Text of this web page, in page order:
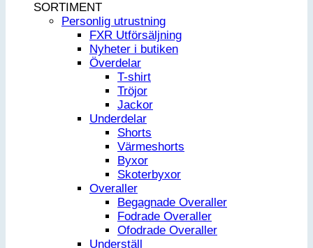
SORTIMENT
Personlig utrustning
FXR Utförsäljning
Nyheter i butiken
Överdelar
T-shirt
Tröjor
Jackor
Underdelar
Shorts
Värmeshorts
Byxor
Skoterbyxor
Overaller
Begagnade Overaller
Fodrade Overaller
Ofodrade Overaller
Underställ